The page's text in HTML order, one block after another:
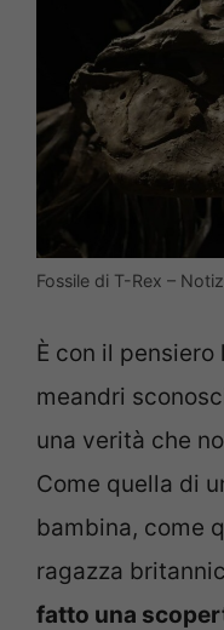
Fossile di T-Rex –
È con il
meandri
una verità che
Come quella di
bambina, come
ragazza
fatto una